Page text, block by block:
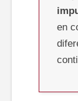
en